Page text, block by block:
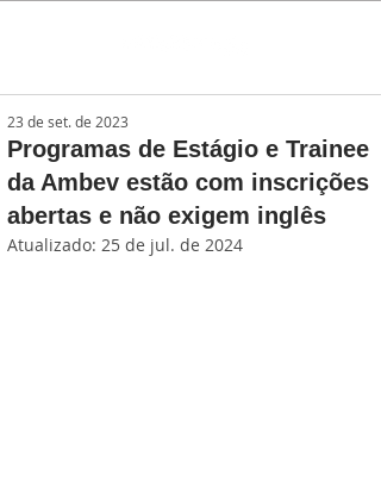
Programas de Estágio e Trainee
da Ambev estão com inscrições
abertas e não exigem inglês
23 de set. de 2023
Atualizado: 25 de jul. de 2024